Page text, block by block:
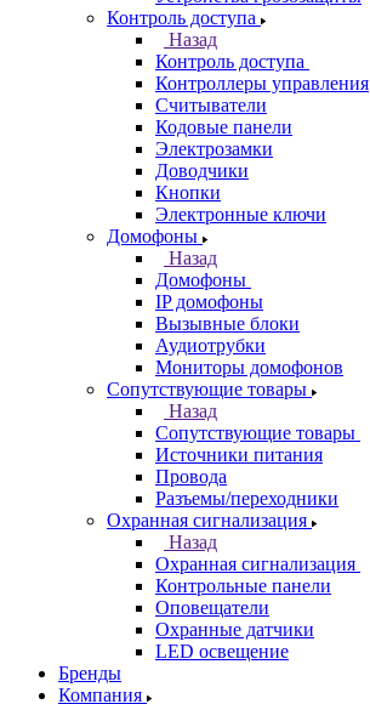
Контроль доступа
Назад
Контроль доступа
Контроллеры управления
Считыватели
Кодовые панели
Электрозамки
Доводчики
Кнопки
Электронные ключи
Домофоны
Назад
Домофоны
IP домофоны
Вызывные блоки
Аудиотрубки
Мониторы домофонов
Сопутствующие товары
Назад
Сопутствующие товары
Источники питания
Провода
Разъемы/переходники
Охранная сигнализация
Назад
Охранная сигнализация
Контрольные панели
Оповещатели
Охранные датчики
LED освещение
Бренды
Компания